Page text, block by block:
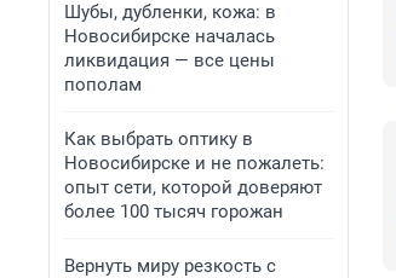
Шубы, дубленки, кожа: в
Новосибирске началась
ликвидация — все цены
пополам
Как выбрать оптику в
Новосибирске и не пожалеть:
опыт сети, которой доверяют
более 100 тысяч горожан
Вернуть миру резкость с